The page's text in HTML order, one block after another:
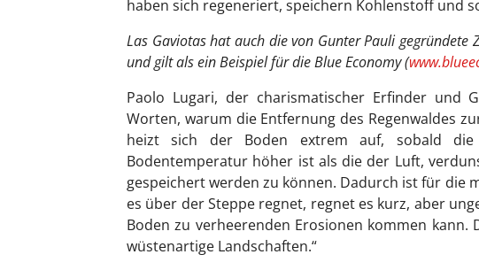
haben sich regeneriert, speichern Kohlenstoff und
Las Gaviotas hat auch die von Gunter Pauli gegründete
und gilt als ein Beispiel für die Blue Economy (
Paolo Lugari, der charismatischer Erfinder und
Worten, warum die Entfernung des Regenwaldes
heizt sich der Boden extrem auf, sobald die
Bodentemperatur höher ist als die der Luft,
gespeichert werden zu können. Dadurch ist für die
es über der Steppe regnet, regnet es kurz, aber
Boden zu verheerenden Erosionen kommen
wüstenartige Landschaften.“